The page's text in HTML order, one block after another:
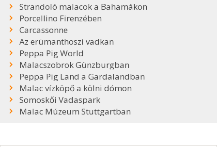
Strandoló malacok a Bahamákon
Porcellino Firenzében
Carcassonne
Az erümanthoszi vadkan
Peppa Pig World
Malacszobrok Günzburgban
Peppa Pig Land a Gardalandban
Malac vízköpő a kölni dómon
Somoskői Vadaspark
Malac Múzeum Stuttgartban